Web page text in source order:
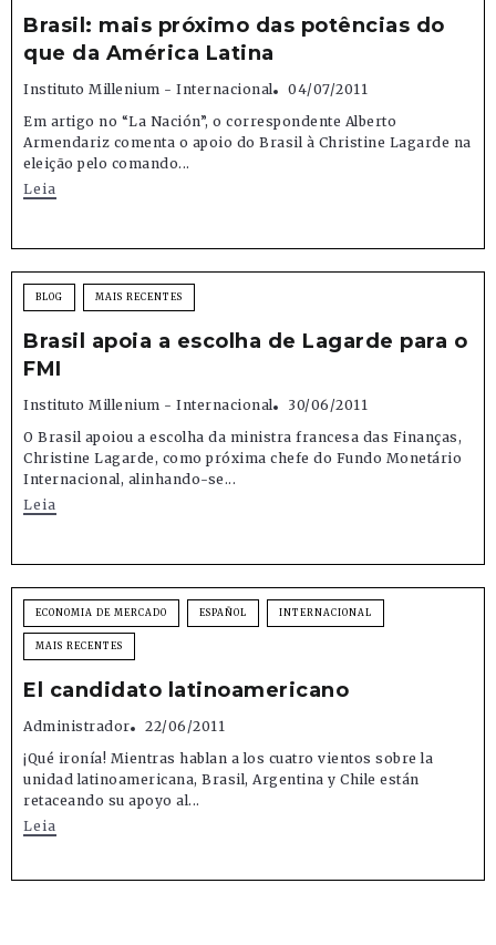
Brasil: mais próximo das potências do
que da América Latina
Instituto Millenium - Internacional
04/07/2011
Em artigo no “La Nación”, o correspondente Alberto
Armendariz comenta o apoio do Brasil à Christine Lagarde na
eleição pelo comando...
Leia
BLOG MAIS RECENTES
Brasil apoia a escolha de Lagarde para o
FMI
Instituto Millenium - Internacional
30/06/2011
O Brasil apoiou a escolha da ministra francesa das Finanças,
Christine Lagarde, como próxima chefe do Fundo Monetário
Internacional, alinhando-se...
Leia
ECONOMIA DE MERCADO ESPAÑOL INTERNACIONAL
MAIS RECENTES
El candidato latinoamericano
Administrador
22/06/2011
¡Qué ironía! Mientras hablan a los cuatro vientos sobre la
unidad latinoamericana, Brasil, Argentina y Chile están
retaceando su apoyo al...
Leia